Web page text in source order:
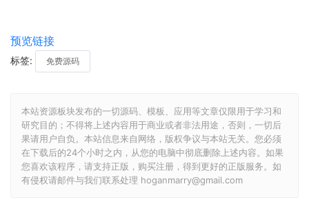
预览链接
标签: 免费源码
本站资源板块发布的一切源码、模板、应用等文章仅限用于学习和
研究目的；不得将上述内容用于商业或者非法用途，否则，一切后
果请用户自负。本站信息来自网络，版权争议与本站无关。您必须
在下载后的24个小时之内，从您的电脑中彻底删除上述内容。如果
您喜欢该程序，请支持正版，购买注册，得到更好的正版服务。如
有侵权请邮件与我们联系处理 hoganmarry@gmail.com